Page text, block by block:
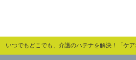
いつでもどこでも、介護のハテナを解決！「ケア